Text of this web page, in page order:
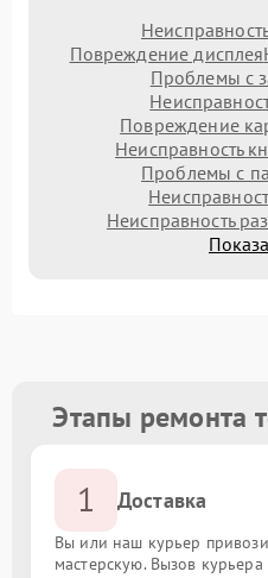
Повреждение дисплея
Проблемы с
Повреждение
Неисправность
Проблемы с
Неисправность
Этапы ремонта
1 Доставка
Вы или наш курьер
мастерскую. Вызов курьера